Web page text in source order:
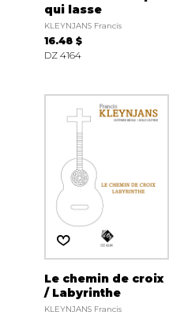
qui lasse
KLEYNJANS Francis
16.48 $
DZ 4164
Le chemin de croix
/ Labyrinthe
KLEYNJANS Francis